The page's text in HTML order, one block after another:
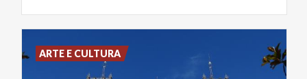
ARTE E CULTURA